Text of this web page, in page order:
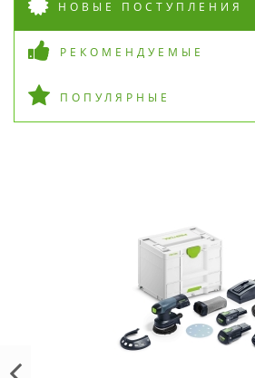
НОВЫЕ ПОСТУПЛЕНИЯ
РЕКОМЕНДУЕМЫЕ
ПОПУЛЯРНЫЕ